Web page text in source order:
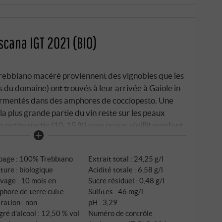
IGT 2021 (BIO)
macéré proviennent des vignobles que les
domaine) ont trouvés à leur arrivée à Gaiole in
dans des amphores de cocciopesto. Une
plus grande partie du vin reste sur les peaux
petite partie (10-15 %) sans peaux vieillit pendant
neufs de 500 litres. Jaune orangé saturé. Au
avec une acidité marquée et un magnifique tanin.
captivant et bon à boire! SUPERIORE.DE
: 100% Trebbiano
: biologique
: 10 mois en
de terre cuite
: non
d'alcool : 12,50 % vol
Extrait total : 24,25 g/l
Acidité totale : 6,58 g/l
Sucre résiduel : 0,48 g/l
Sulfites : 46 mg/l
pH : 3,29
Numéro de contrôle